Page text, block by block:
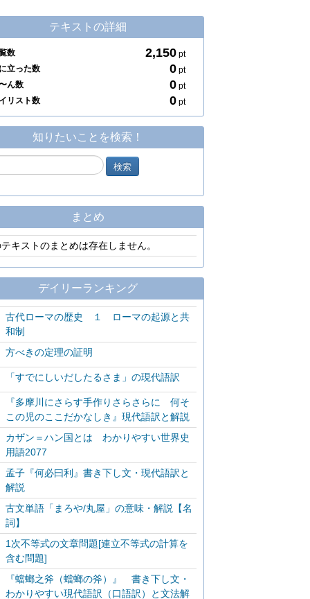
テキストの詳細
数 2,150 pt
立った数
0 pt
ん数
0 pt
リスト数
0 pt
知りたいことを検索！
まとめ
テキストのまとめは存在しません。
デイリーランキング
古代ローマの歴史 １ ローマの起源と共
和制
方べきの定理の証明
「すでにしいだしたるさま」の現代語訳
『多摩川にさらす手作りさらさらに 何そ
この児のここだかなしき』現代語訳と解説
カザン＝ハン国とは わかりやすい世界史
用語2077
孟子『何必曰利』書き下し文・現代語訳と
解説
古文単語「まろや/丸屋」の意味・解説【名
詞】
1次不等式の文章問題[連立不等式の計算を
含む問題]
『蟷螂之斧（蟷螂の斧）』 書き下し文・
わかりやすい現代語訳（口語訳）と文法解